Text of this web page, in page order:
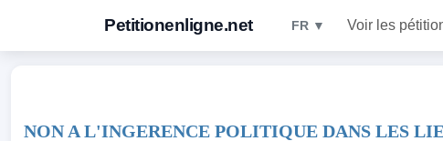
Petitionenligne.net FR ▼ Voir les
NON A L'INGERENCE POLITIQUE DANS LES